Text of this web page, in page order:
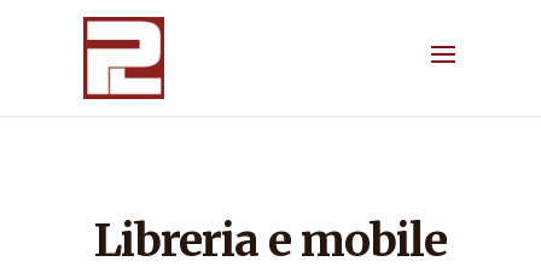
Libreria e mobile